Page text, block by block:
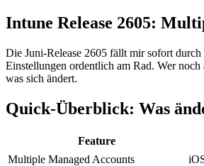
Intune Release 2605:
Die Juni-Release 2605 fällt mir sofort
Einstellungen ordentlich am Rad. Wer
was sich ändert.
Quick-Überblick: Was
Feature
Multiple Managed Accounts